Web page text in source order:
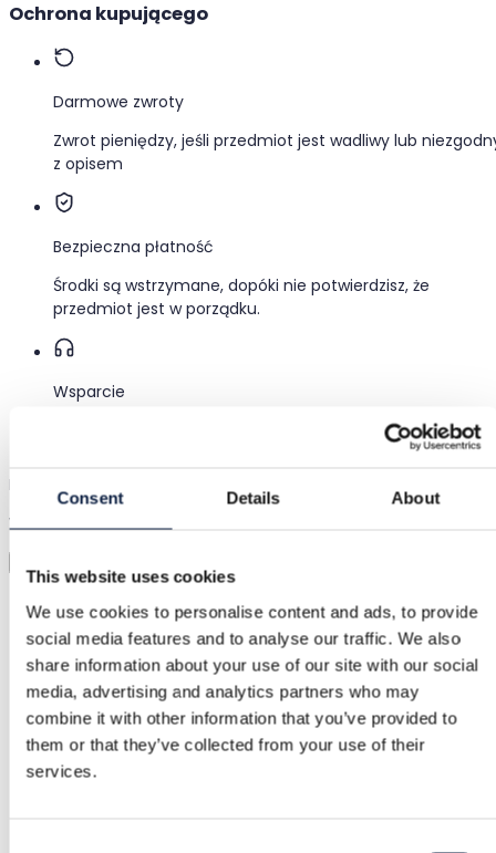
Consent Details About
This website uses cookies
We use cookies to personalise content and ads, to provide
social media features and to analyse our traffic. We also
share information about your use of our site with our social
media, advertising and analytics partners who may
combine it with other information that you’ve provided to
them or that they’ve collected from your use of their
services.
Ochrona kupującego
Darmowe zwroty
Zwrot pieniędzy, jeśli przedmiot jest wadliwy lub
z opisem
Bezpieczna płatność
Środki są wstrzymane, dopóki nie potwierdzisz, że
przedmiot jest w porządku.
Wsparcie
Przymierz zanim kupisz
Wystarczy wgrać zdjęcie i przymierzyć wszystko
Kategoria
Kobiety/ Buty/Szpilki i obcasy
Marka
Ioannes
Rozmiar